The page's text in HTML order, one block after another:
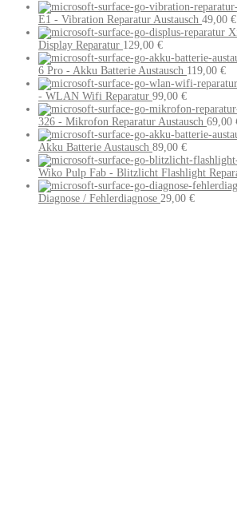
E1 - Vibration Reparatur Austausch 49,00 €
Display Reparatur 129,00 €
6 Pro - Akku Batterie Austausch 119,00 €
- WLAN Wifi Reparatur 99,00 €
326 - Mikrofon Reparatur Austausch 69,00
Akku Batterie Austausch 89,00 €
Wiko Pulp Fab - Blitzlicht Flashlight
Diagnose / Fehlerdiagnose 29,00 €